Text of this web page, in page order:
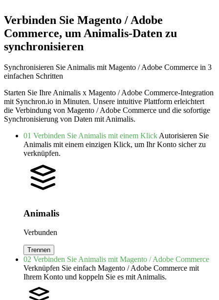
Verbinden Sie Magento / Adobe
Commerce, um Animalis-Daten zu
synchronisieren
Synchronisieren Sie Animalis mit Magento / Adobe Commerce in 3
einfachen Schritten
Starten Sie Ihre Animalis x Magento / Adobe Commerce-Integration
mit Synchron.io in Minuten. Unsere intuitive Plattform erleichtert
die Verbindung von Magento / Adobe Commerce und die sofortige
Synchronisierung von Daten mit Animalis.
01 Verbinden Sie Animalis mit einem Klick Autorisieren Sie
Animalis mit einem einzigen Klick, um Ihr Konto sicher zu
verknüpfen.
Animalis
Verbunden
Trennen
02 Verbinden Sie Animalis mit Magento / Adobe Commerce
Verknüpfen Sie einfach Magento / Adobe Commerce mit
Ihrem Konto und koppeln Sie es mit Animalis.